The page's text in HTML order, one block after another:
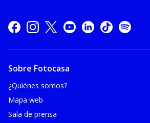
Sobre Fotocasa
¿Quiénes somos?
Mapa web
Sala de prensa